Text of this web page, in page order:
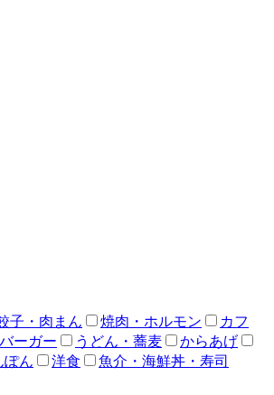
子・肉まん 焼肉・ホルモン
カフ
ーガー うどん・蕎麦
からあげ
ぽん 洋食 魚介・海鮮丼・寿司